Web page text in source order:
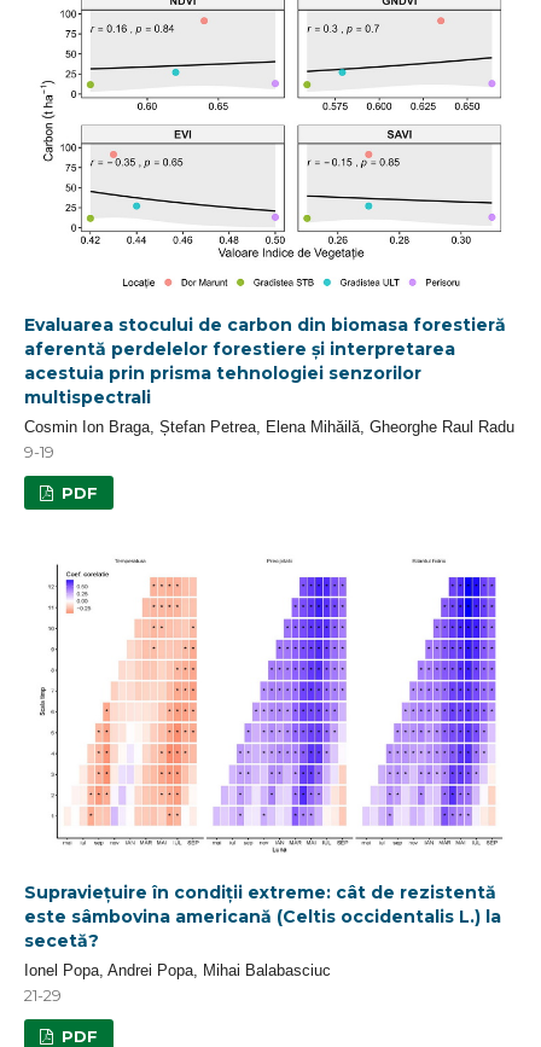
Evaluarea stocului de carbon din biomasa forestieră
aferentă perdelelor forestiere și interpretarea
acestuia prin prisma tehnologiei senzorilor
multispectrali
Cosmin Ion Braga, Ștefan Petrea, Elena Mihăilă, Gheorghe Raul Radu
9-19
PDF
Supraviețuire în condiții extreme: cât de rezistentă
este sâmbovina americană (Celtis occidentalis L.) la
secetă?
Ionel Popa, Andrei Popa, Mihai Balabasciuc
21-29
PDF